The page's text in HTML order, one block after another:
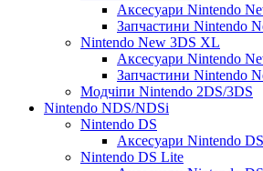
Аксесуари Nintendo
Запчастини Nintendo
Nintendo New 3DS XL
Аксесуари Nintendo
Запчастини Nintendo
Модчіпи Nintendo 2DS/3DS
Nintendo NDS/NDSi
Nintendo DS
Аксесуари Nintendo DS
Nintendo DS Lite